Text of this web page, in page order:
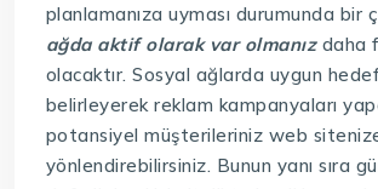
planlamanıza uyması durumunda bir
ağda aktif olarak var olmanız daha
olacaktır. Sosyal ağlarda uygun
belirleyerek reklam kampanyaları
potansiyel müşterileriniz web
yönlendirebilirsiniz. Bunun yanı sıra